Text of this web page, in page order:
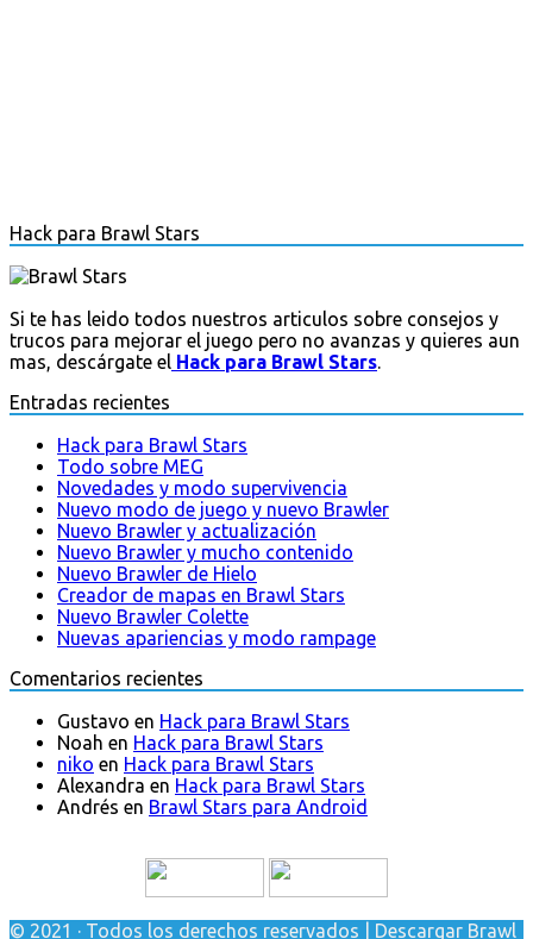
Hack para Brawl Stars
Si te has leido todos nuestros articulos sobre consejos y
trucos para mejorar el juego pero no avanzas y quieres aun
mas, descárgate el Hack para Brawl Stars.
Entradas recientes
Hack para Brawl Stars
Todo sobre MEG
Novedades y modo supervivencia
Nuevo modo de juego y nuevo Brawler
Nuevo Brawler y actualización
Nuevo Brawler y mucho contenido
Nuevo Brawler de Hielo
Creador de mapas en Brawl Stars
Nuevo Brawler Colette
Nuevas apariencias y modo rampage
Comentarios recientes
Gustavo en Hack para Brawl Stars
Noah en Hack para Brawl Stars
niko en Hack para Brawl Stars
Alexandra en Hack para Brawl Stars
Andrés en Brawl Stars para Android
© 2021 · Todos los derechos reservados | Descargar Brawl